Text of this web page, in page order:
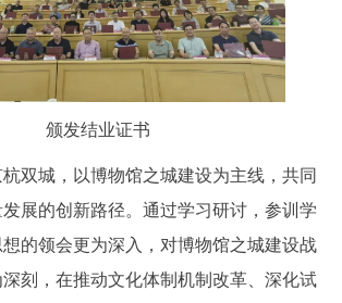
颁发结业证书
城，以博物馆之城建设为主线，共同
展的创新路径。通过学习研讨，参训学
的领会更为深入，对博物馆之城建设战
刻，在推动文化体制机制改革、深化试